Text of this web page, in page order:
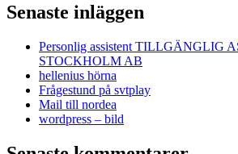
Senaste inläggen
Personlig assistent TILLGÄNGLIG
STOCKHOLM AB
hellenius hörna
Frågestund på svtplay
Mail till nordea
wordpress – bild